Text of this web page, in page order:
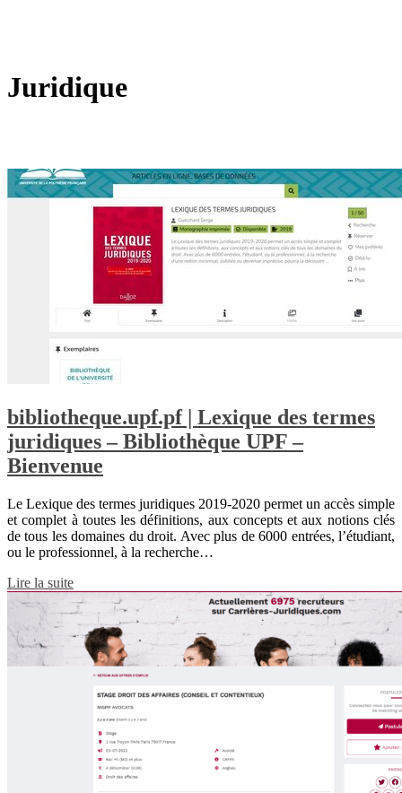
Juridique
bibliotheque.upf.pf | Lexique des termes
juridiques – Bibliothèque UPF –
Bienvenue
Le Lexique des termes juridiques 2019-2020 permet un accès simple
et complet à toutes les définitions, aux concepts et aux notions clés
de tous les domaines du droit. Avec plus de 6000 entrées, l’étudiant,
ou le professionnel, à la recherche…
Lire la suite